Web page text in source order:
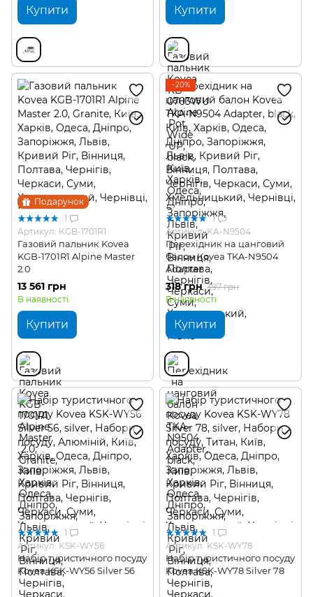
Купити Купити
Подарунок
1
Артикул: KGB-1701R1
Газовий пальник Kovea
KGB-1701R1 Alpine Master
2.0
13 561 грн
В наявності
Купити
−20%
1
Артикул: KA-N9504
Перехідник на цанговий
балон Kovea TKA-N9504
Adapter
318 грн 397 грн
В наявності
Купити
1
Артикул: KSK-WY56
Набір туристичного посуду
Kovea KSK-WY56 Silver 56
1
Артикул: KSK-WY78
Набір туристичного посуду
Kovea KSK-WY78 Silver 78